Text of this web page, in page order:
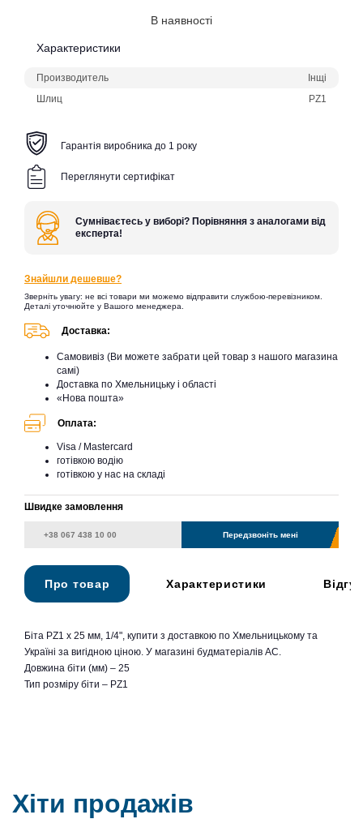
В наявності
Характеристики
Производитель
Інщі
Шлиц
PZ1
Гарантія виробника до 1 року
Переглянути сертифікат
Сумніваєтесь у виборі? Порівняння з аналогами від
експерта!
Знайшли дешевше?
Зверніть увагу: не всі товари ми можемо відправити службою-перевізником.
Деталі уточнюйте у Вашого менеджера.
Доставка:
Самовивіз (Ви можете забрати цей товар з нашого магазина
самі)
Доставка по Хмельницьку і області
«Нова пошта»
Оплата:
Visa / Mastercard
готівкою водію
готівкою у нас на складі
Швидке замовлення
Передзвоніть мені
Про товар Характеристики
Біта PZ1 х 25 мм, 1/4", купити з доставкою по Хмельницькому та
Україні за вигідною ціною. У магазині будматеріалів АС.
Довжина біти (мм) – 25
Тип розміру біти – PZ1
Хіти продажів